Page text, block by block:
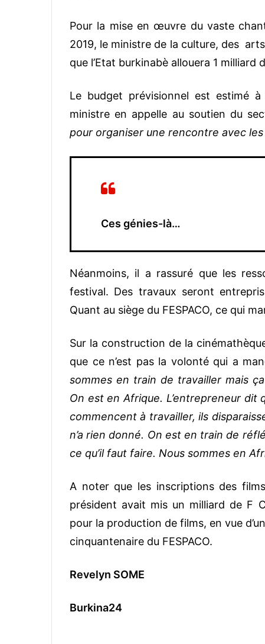
Pour la mise en œuvre du vaste
2019, le ministre de la culture, des
que l’Etat burkinabè allouera 1 milliard
Le budget prévisionnel est estimé
ministre en appelle au soutien du
pour organiser une rencontre avec
Ces génies-là…
Néanmoins, il a rassuré que les
festival. Des travaux seront
Quant au siège du FESPACO, ce qui
Sur la construction de la
que ce n’est pas la volonté qui a
sommes en train de travailler mais
On est en Afrique. L’entrepreneur dit
commencent à travailler, ils
n’a rien donné. On est en train de
ce qu’il faut faire. Nous sommes en
A noter que les inscriptions des
président avait mis un milliard de F
pour la production de films, en vue
cinquantenaire du FESPACO.
Revelyn SOME
Burkina24